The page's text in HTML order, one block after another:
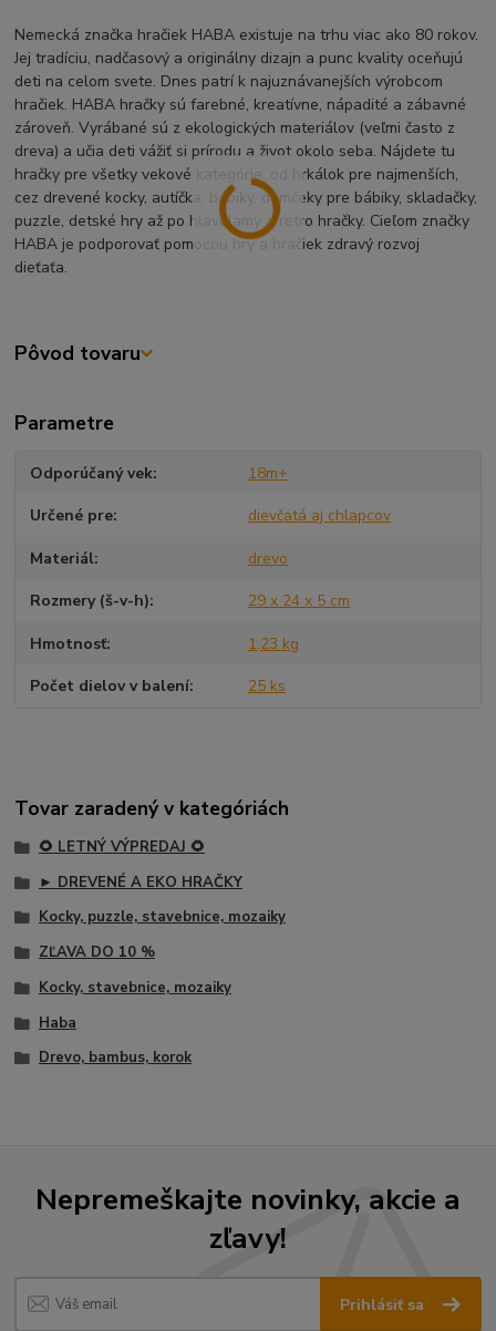
Nemecká značka hračiek HABA existuje na trhu viac ako 80 rokov.
Jej tradíciu, nadčasový a originálny dizajn a punc kvality oceňujú
deti na celom svete. Dnes patrí k najuznávanejších výrobcom
hračiek. HABA hračky sú farebné, kreatívne, nápadité a zábavné
zároveň. Vyrábané sú z ekologických materiálov (veľmi často z
dreva) a učia deti vážiť si prírodu a život okolo seba. Nájdete tu
hračky pre všetky vekové kategórie, od hrkálok pre najmenších,
cez drevené kocky, autíčka, bábiky, domčeky pre bábiky, skladačky,
puzzle, detské hry až po hlavolamy a retro hračky. Cieľom značky
HABA je podporovať pomocou hry a hračiek zdravý rozvoj
dieťaťa.
Pôvod tovaru
Parametre
Odporúčaný vek 18m+
Určené pre dievčatá aj chlapcov
Materiál drevo
Rozmery (š-v-h) 29 x 24 x 5 cm
Hmotnosť 1,23 kg
Počet dielov v balení 25 ks
Tovar zaradený v kategóriách
🌻 LETNÝ VÝPREDAJ 🌻
► DREVENÉ A EKO HRAČKY
Kocky, puzzle, stavebnice, mozaiky
ZĽAVA DO 10 %
Kocky, stavebnice, mozaiky
Haba
Drevo, bambus, korok
Nepremeškajte novinky, akcie a
zľavy!
Prihlásiť sa